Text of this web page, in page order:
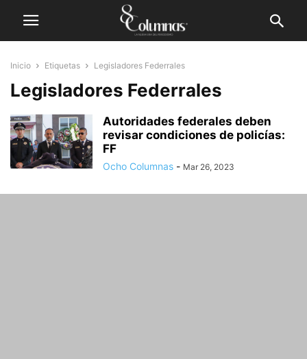
Inicio Etiquetas Legisladores Federrales
Legisladores Federrales
Autoridades federales deben
revisar condiciones de policías:
FF
Ocho Columnas - Mar 26, 2023